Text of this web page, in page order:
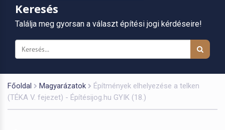
Keresés
Találja meg gyorsan a választ építési jogi kérdéseire!
Főoldal Magyarázatok
Építmények elhelyezése a telken
(TÉKA V. fejezet) - Építésijog.hu GYIK (18.)